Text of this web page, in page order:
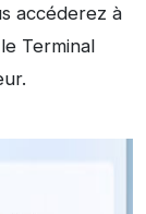
accéderez à
Terminal